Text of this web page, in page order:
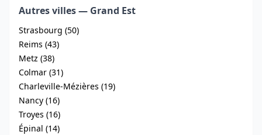
Autres villes — Grand Est
Strasbourg (50)
Reims (43)
Metz (38)
Colmar (31)
Charleville-Mézières (19)
Nancy (16)
Troyes (16)
Épinal (14)